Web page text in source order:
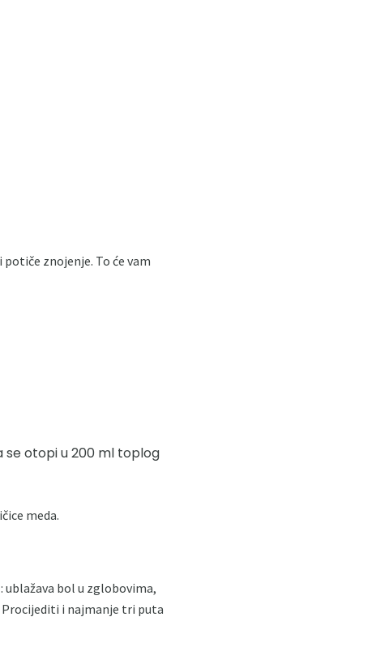
znojenje. To će vam
se otopi u 200 ml toplog
meda.
ublažava bol u zglobovima,
Procijediti i najmanje tri puta